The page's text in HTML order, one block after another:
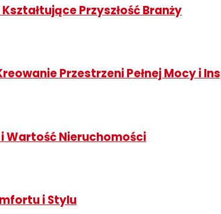
Przyszłość Branży
Przestrzeni Pełnej Mocy i
Wartość Nieruchomości
i Stylu